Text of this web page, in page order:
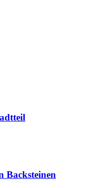
Backsteinen